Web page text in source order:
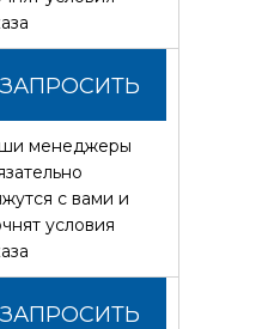
ЗАПРОСИТЬ
менеджеры
с вами и
условия
ЗАПРОСИТЬ